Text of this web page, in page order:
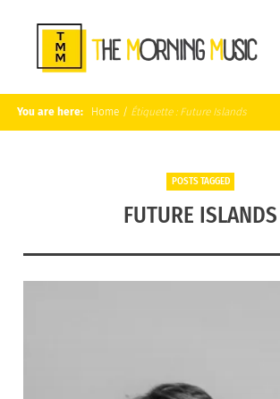
You are here: Home / Étiquette : Future Islands
POSTS TAGGED
FUTURE ISLANDS